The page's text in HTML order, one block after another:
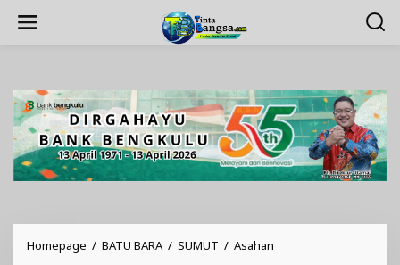
Homepage / BATU BARA / SUMUT / Asahan